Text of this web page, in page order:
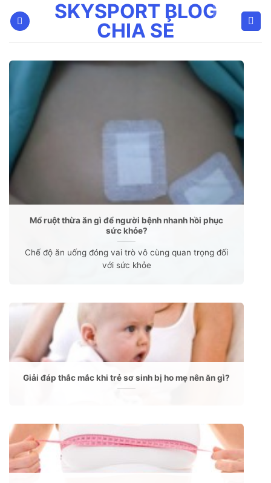
qua
SKYSPORT BLOG
CHIA SẺ
Mổ ruột thừa ăn gì để người bệnh nhanh hồi phục
sức khỏe?
Chế độ ăn uống đóng vai trò vô cùng quan trọng đối
với sức khỏe
Giải đáp thắc mắc khi trẻ sơ sinh bị ho mẹ nên ăn gì?